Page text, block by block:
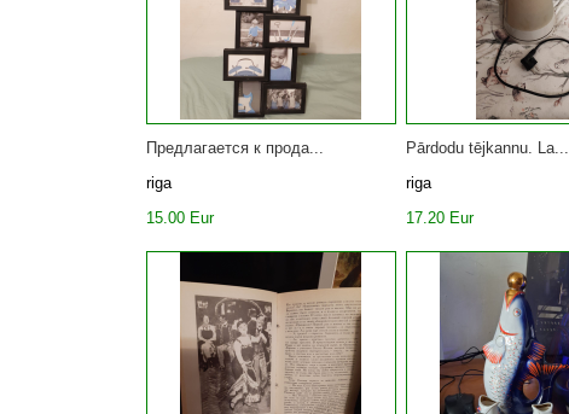
Предлагается к прода...
riga
15.00 Eur
Pārdodu tējkannu. La...
riga
17.20 Eur